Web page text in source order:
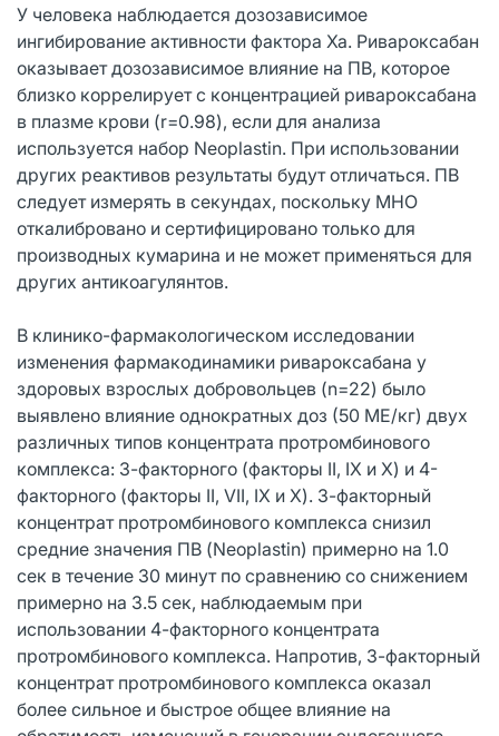
У человека наблюдается дозозависимое
ингибирование активности фактора Ха. Ривароксабан
оказывает дозозависимое влияние на ПВ, которое
близко коррелирует с концентрацией ривароксабана
в плазме крови (r=0.98), если для анализа
используется набор Neoplastin. При использовании
других реактивов результаты будут отличаться. ПВ
следует измерять в секундах, поскольку MHO
откалибровано и сертифицировано только для
производных кумарина и не может применяться для
других антикоагулянтов.
В клинико-фармакологическом исследовании
изменения фармакодинамики ривароксабана у
здоровых взрослых добровольцев (n=22) было
выявлено влияние однократных доз (50 МЕ/кг) двух
различных типов концентрата протромбинового
комплекса: 3-факторного (факторы II, IX и X) и 4-
факторного (факторы II, VII, IX и X). 3-факторный
концентрат протромбинового комплекса снизил
средние значения ПВ (Neoplastin) примерно на 1.0
сек в течение 30 минут по сравнению со снижением
примерно на 3.5 сек, наблюдаемым при
использовании 4-факторного концентрата
протромбинового комплекса. Напротив, 3-факторный
концентрат протромбинового комплекса оказал
более сильное и быстрое общее влияние на